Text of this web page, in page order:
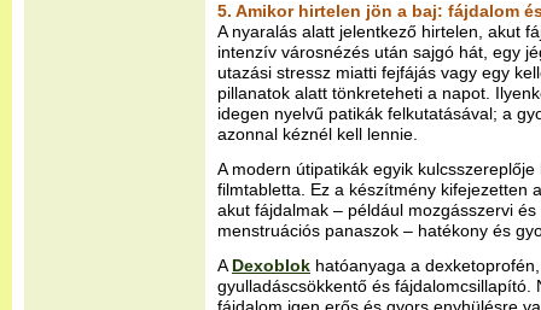
5. Amikor hirtelen jön a baj: fájdalom
A nyaralás alatt jelentkező hirtelen, akut
intenzív városnézés után sajgó hát, egy
utazási stressz miatti fejfájás vagy egy
pillanatok alatt tönkreteheti a napot.
idegen nyelvű patikák felkutatásával; a
azonnal kéznél kell lennie.
A modern útipatikák egyik
filmtabletta. Ez a készítmény kifejezetten
akut fájdalmak – például mozgásszervi
menstruációs panaszok – hatékony és
A Dexoblok hatóanyaga a
gyulladáscsökkentő és fájdalomcsillapító.